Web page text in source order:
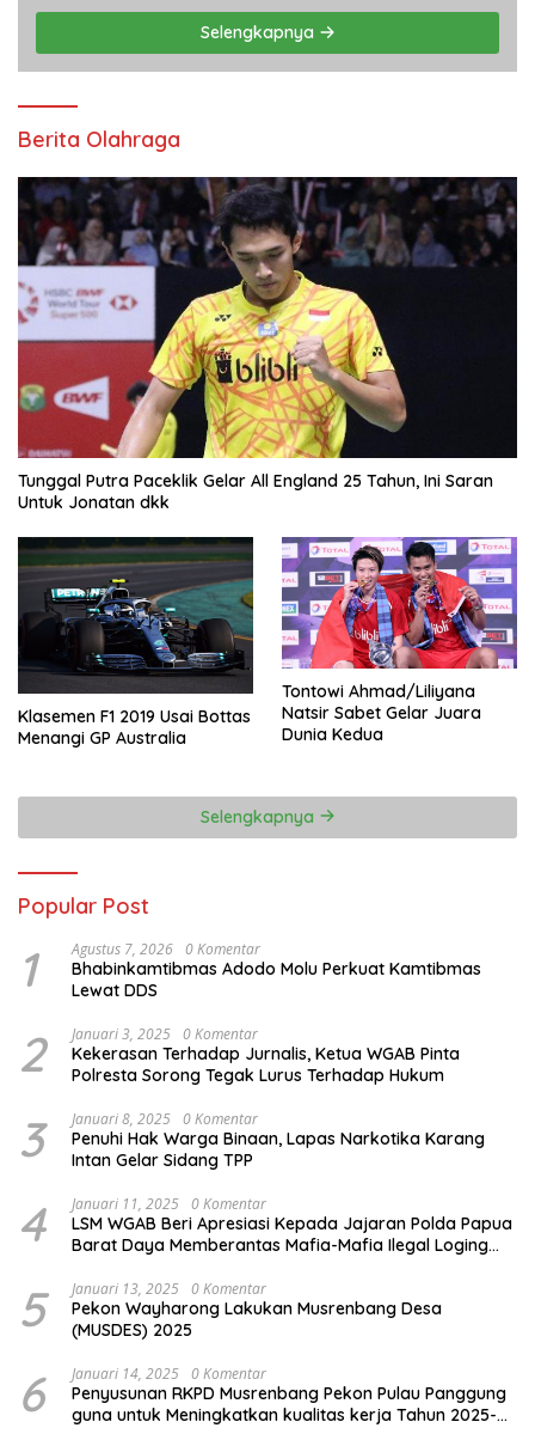
Selengkapnya
Berita Olahraga
Tunggal Putra Paceklik Gelar All England 25 Tahun, Ini Saran
Untuk Jonatan dkk
Klasemen F1 2019 Usai Bottas
Menangi GP Australia
Tontowi Ahmad/Liliyana
Natsir Sabet Gelar Juara
Dunia Kedua
Selengkapnya
Popular Post
1 Agustus 7, 2026 0 Komentar
Bhabinkamtibmas Adodo Molu Perkuat Kamtibmas
Lewat DDS
2 Januari 3, 2025 0 Komentar
Kekerasan Terhadap Jurnalis, Ketua WGAB Pinta
Polresta Sorong Tegak Lurus Terhadap Hukum
3 Januari 8, 2025 0 Komentar
Penuhi Hak Warga Binaan, Lapas Narkotika Karang
Intan Gelar Sidang TPP
4 Januari 11, 2025 0 Komentar
LSM WGAB Beri Apresiasi Kepada Jajaran Polda Papua
Barat Daya Memberantas Mafia-Mafia Ilegal Loging
5 Januari 13, 2025 0 Komentar
Pekon Wayharong Lakukan Musrenbang Desa
(MUSDES) 2025
6 Januari 14, 2025 0 Komentar
Penyusunan RKPD Musrenbang Pekon Pulau Panggung
guna untuk Meningkatkan kualitas kerja Tahun 2025-